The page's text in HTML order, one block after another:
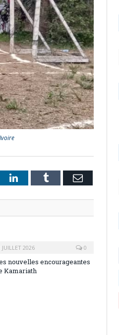
LinkedInTumblr Email
JUILLET 2026 0
nouvelles encourageantes
Kamariath